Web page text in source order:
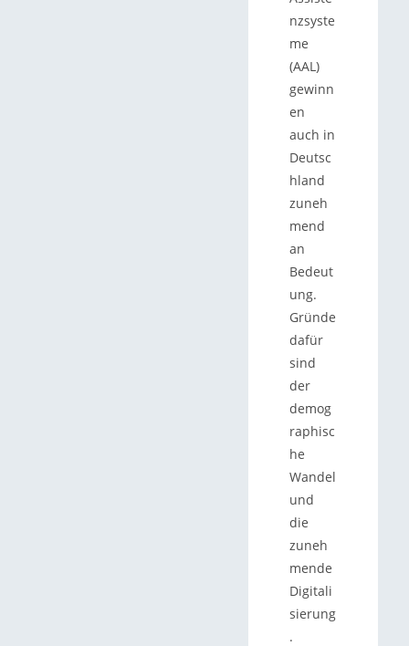
nzsyste
me
(AAL)
gewinn
en
auch in
Deutsc
hland
zuneh
mend
an
Bedeut
ung.
Gründe
dafür
sind
der
demog
raphisc
he
Wandel
und
die
zuneh
mende
Digitali
sierung
.